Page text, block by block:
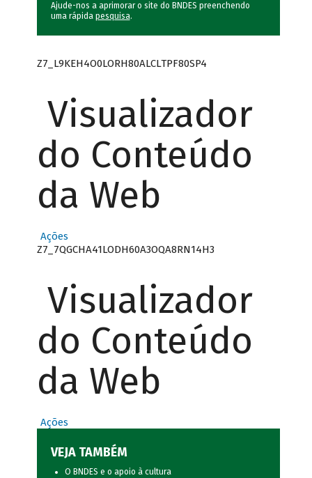
Ajude-nos a aprimorar o site do BNDES preenchendo
uma rápida pesquisa.
Z7_L9KEH4O0LORH80ALCLTPF80SP4
Visualizador
do Conteúdo
da Web
Ações
Z7_7QGCHA41LODH60A3OQA8RN14H3
Visualizador
do Conteúdo
da Web
Ações
VEJA TAMBÉM
O BNDES e o apoio à cultura